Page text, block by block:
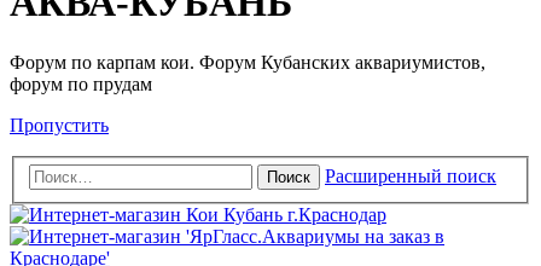
Форум по карпам кои. Форум Кубанских аквариумистов,
форум по прудам
Пропустить
Поиск Расширенный поиск